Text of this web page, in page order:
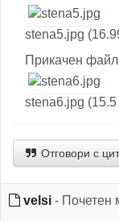
stena5.jpg
Прикачен файл
stena6.jpg
Отговори с
velsi - Почетен